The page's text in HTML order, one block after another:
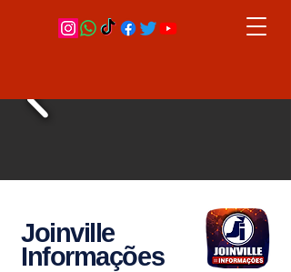
Joinville
Informações